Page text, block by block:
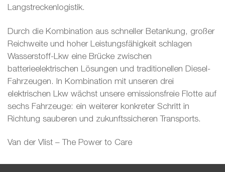
Langstreckenlogistik.
Durch die Kombination aus schneller Betankung, großer
Reichweite und hoher Leistungsfähigkeit schlagen
Wasserstoff-Lkw eine Brücke zwischen
batterieelektrischen Lösungen und traditionellen Diesel-
Fahrzeugen. In Kombination mit unseren drei
elektrischen Lkw wächst unsere emissionsfreie Flotte auf
sechs Fahrzeuge: ein weiterer konkreter Schritt in
Richtung sauberen und zukunftssicheren Transports.
Van der Vlist – The Power to Care